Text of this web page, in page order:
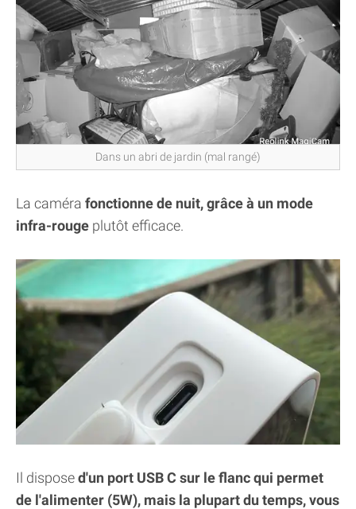
Dans un abri de jardin (mal rangé)
La caméra fonctionne de nuit, grâce à un mode
infra-rouge plutôt efficace.
Il disposed'un port USB C sur le flanc qui permet
de l'alimenter (5W), mais la plupart du temps, vous